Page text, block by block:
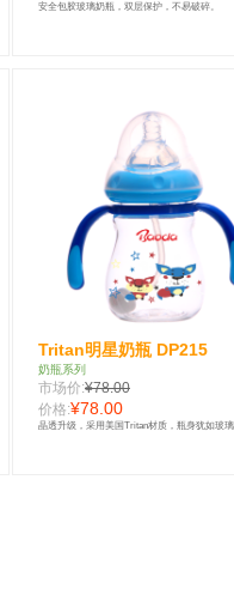
安全包胶玻璃奶瓶，双层保护，不易破碎。
Tritan明星奶瓶 DP215
奶瓶系列
市场价:¥78.00
价格:¥78.00
晶透升级，采用美国Tritan材质，瓶身犹如玻